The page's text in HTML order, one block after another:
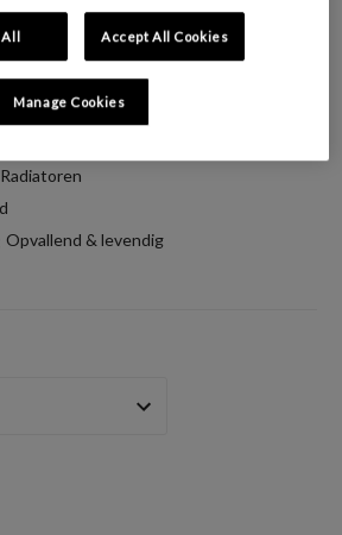
voor in het water levende
Radiatoren
Opvallend & levendig
All Accept All Cookies
Manage Cookies